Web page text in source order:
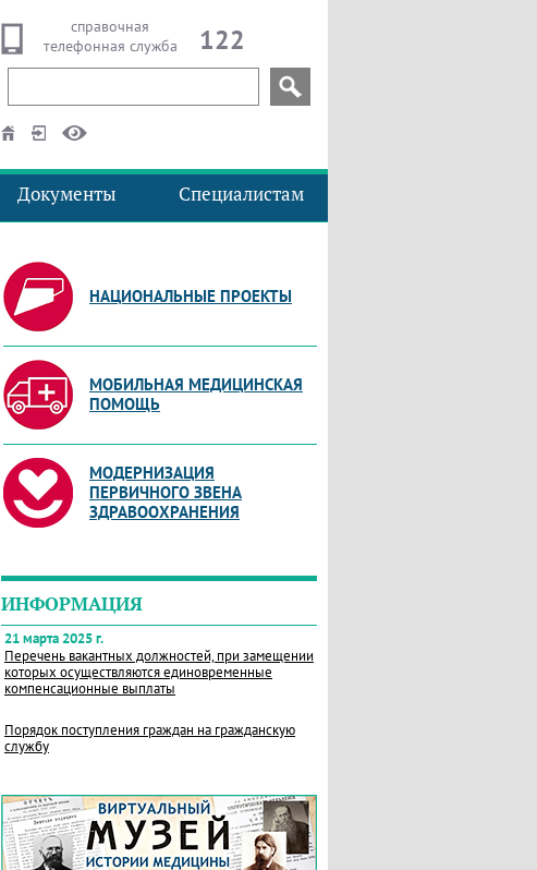
справочная
телефонная служба
122
Документы Специалистам
НАЦИОНАЛЬНЫЕ ПРОЕКТЫ
МОБИЛЬНАЯ МЕДИЦИНСКАЯ
ПОМОЩЬ
МОДЕРНИЗАЦИЯ
ПЕРВИЧНОГО ЗВЕНА
ЗДРАВООХРАНЕНИЯ
ИНФОРМАЦИЯ
21 марта 2025 г.
Перечень вакантных должностей, при замещении
которых осуществляются единовременные
компенсационные выплаты
Порядок поступления граждан на гражданскую
службу